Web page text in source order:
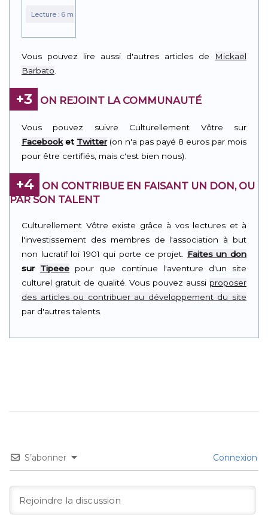
Vous pouvez lire aussi d'autres articles de
Mickaël
Barbato
+3 ON REJOINT LA COMMUNAUTÉ
Vous pouvez suivre Culturellement Vôtre sur
Facebooket Twitter(on n'a pas payé 8 euros par mois
pour être certifiés, mais c'est bien nous).
+4
ON CONTRIBUE EN FAISANT UN DON, OU
PAR SON TALENT
Culturellement Vôtre existe grâce à vos lectures et à
l'investissement des membres de l'association à but
non lucratif loi 1901 qui porte ce projet. Faites un don
sur Tipeee pour que continue l'aventure d'un site
culturel gratuit de qualité. Vous pouvez aussi proposer
des articles ou contribuer au développement du site
par d'autres talents.
S’abonner Connexion